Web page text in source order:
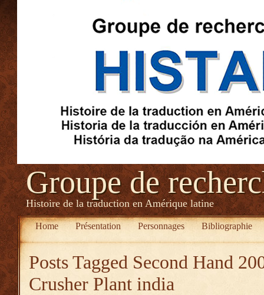
Groupe de
Histoire de la traduction en Amérique latine
Home Présentation Personnages Bibliographie
Posts Tagged Second Hand
Crusher Plant india